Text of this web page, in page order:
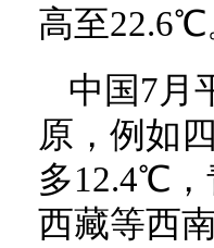
高至22.6℃
中国7月
原，例如
多12.4℃
西藏等西